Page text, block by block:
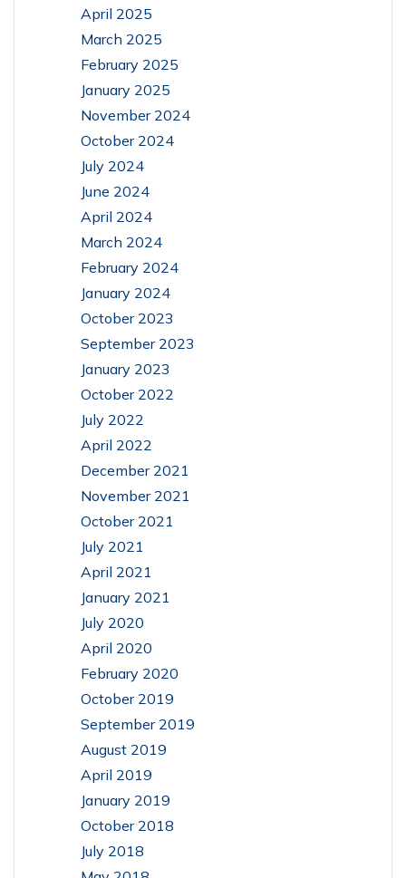
April 2025
March 2025
February 2025
January 2025
November 2024
October 2024
July 2024
June 2024
April 2024
March 2024
February 2024
January 2024
October 2023
September 2023
January 2023
October 2022
July 2022
April 2022
December 2021
November 2021
October 2021
July 2021
April 2021
January 2021
July 2020
April 2020
February 2020
October 2019
September 2019
August 2019
April 2019
January 2019
October 2018
July 2018